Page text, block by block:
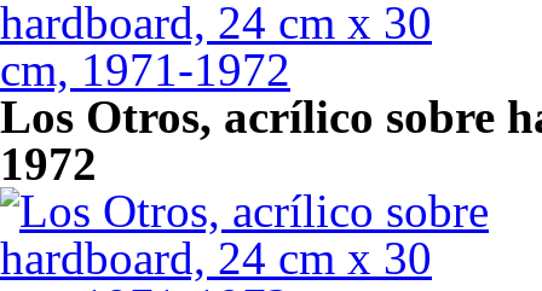
Los Otros, acrílico sobre
1972